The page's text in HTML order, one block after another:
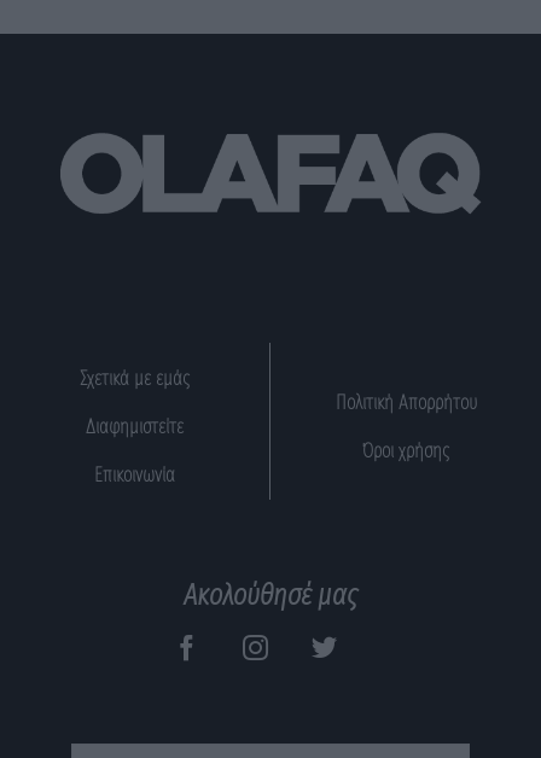
Σχετικά με εμάς
Διαφημιστείτε
Επικοινωνία
Πολιτική Απορρήτου
Όροι χρήσης
Ακολούθησέ μας